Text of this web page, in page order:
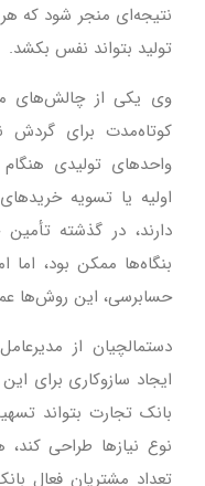
نتیجه‌ای منجر شود که
تولید بتواند نفس بکشد.
وی یکی از چالش‌های
کوتاه‌مدت برای گردش
واحدهای تولیدی
اولیه یا تسویه
دارند، در گذشته
بنگاه‌ها ممکن بود، اما
حسابرسی، این روش‌ها
دستمالچیان از
ایجاد سازوکاری برای
بانک تجارت بتواند
نوع نیازها طراحی
تعداد مشتریان فعال